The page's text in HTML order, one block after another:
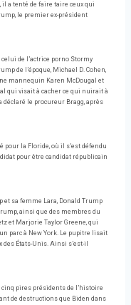
a tenté de faire taire ceux qui
le premier ex-président
de l’actrice porno Stormy
de l’époque, Michael D. Cohen,
mannequin Karen McDougal et
qui visait à cacher ce qui nuirait à
déclaré le procureur Bragg, après
pour la Floride, où il s’est défendu
pour être candidat républicain
sa femme Lara, Donald Trump
ainsi que des membres du
et Marjorie Taylor Greene, qui
parc à New York. Le pupitre lisait
États-Unis. Ainsi s’est-il
cinq pires présidents de l’histoire
de destructions que Biden dans